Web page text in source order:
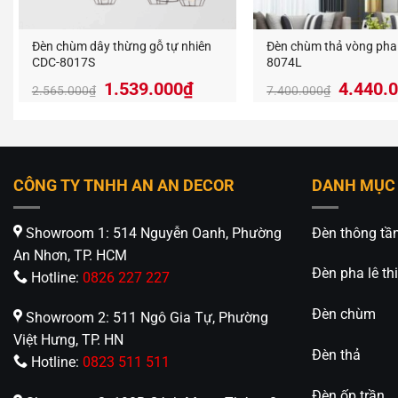
Đèn sử
sáng
Đèn
Đèn chùm dây thừng gỗ tự nhiên
CDC-8017S
2.565.000₫
Giá
2.565.000₫.
1.539.000₫Giá
hiện
là:
Đèn chùm thả vòng pha
8074L
7.400.000₫ Giá
CÔNG TY TNHH AN AN DECOR
Showroom 1: 514 Nguyễn Oanh, Phường
An Nhơn, TP. HCM
Hotline: 0826 227 227
Showroom 2: 511 Ngô Gia Tự, Phường
Việt Hưng, TP. HN
Hotline: 0823 511 511
DANH
Đèn thông
Đèn pha lê
Đèn chùm
Đèn thả